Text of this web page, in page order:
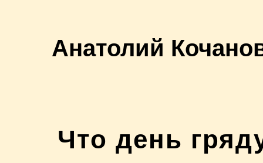
Анатолий
Что день